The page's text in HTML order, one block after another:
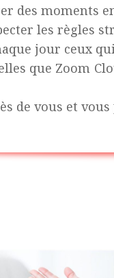
des moments
les règles
jour ceux
que Zoom
de vous et vous